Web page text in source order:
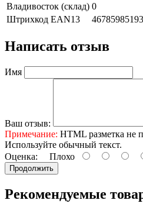
Владивосток (склад) 0
Штрихкод EAN13
Написать отзыв
Имя
Ваш отзыв:
Примечание: HTML разметка не
Используйте обычный текст.
Оценка: Плохо
Продолжить
Рекомендуемые